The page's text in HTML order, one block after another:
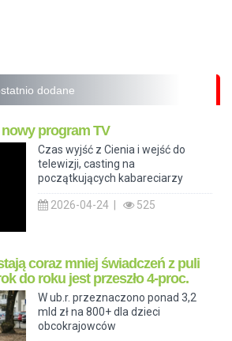
dodane
nowy program TV
Czas wyjść z Cienia i wejść do
telewizji, casting na
początkujących kabareciarzy
2026-04-24 | 525
coraz mniej świadczeń z puli
do roku jest przeszło 4-proc.
W ub.r. przeznaczono ponad 3,2
mld zł na 800+ dla dzieci
obcokrajowców